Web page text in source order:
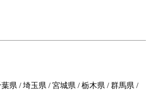
県 / 埼玉県 / 宮城県 / 栃木県 / 群馬県 /